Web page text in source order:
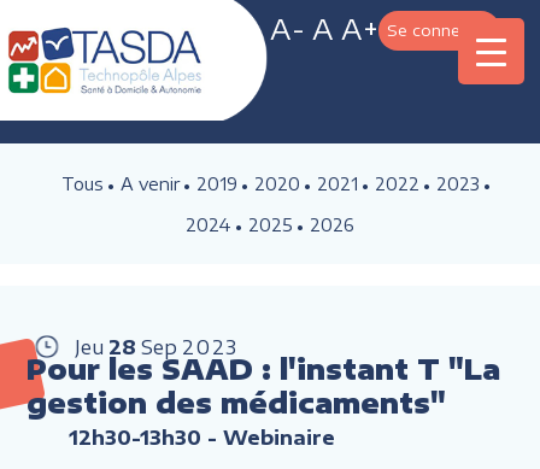
A- A A+ Se connecter
Tous A venir 2019 2020 2021 2022
2023
2024
2025 2026
Jeu 28 Sep 2023
Pour les SAAD : l'instant T "La
gestion des médicaments"
12h30-13h30 - Webinaire